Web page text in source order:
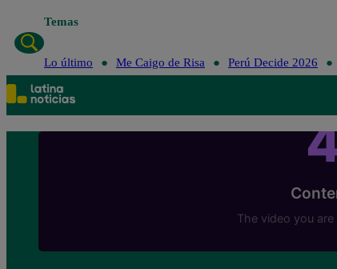
Temas
Lo último Me Caigo de Risa Perú Decide 2026